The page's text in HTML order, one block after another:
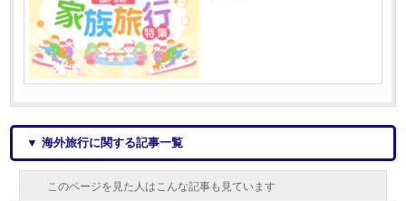
▼ 海外旅行に関する記事一覧
このページを見た人はこんな記事も見ています